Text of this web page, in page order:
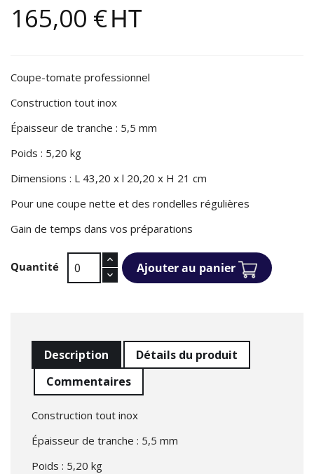
165,00 €HT
Coupe-tomate professionnel
Construction tout inox
Épaisseur de tranche : 5,5 mm
Poids : 5,20 kg
Dimensions : L 43,20 x l 20,20 x H 21 cm
Pour une coupe nette et des rondelles régulières
Gain de temps dans vos préparations
Quantité Ajouter au panier
Description
Détails du produit
Commentaires
Construction tout inox
Épaisseur de tranche : 5,5 mm
Poids : 5,20 kg